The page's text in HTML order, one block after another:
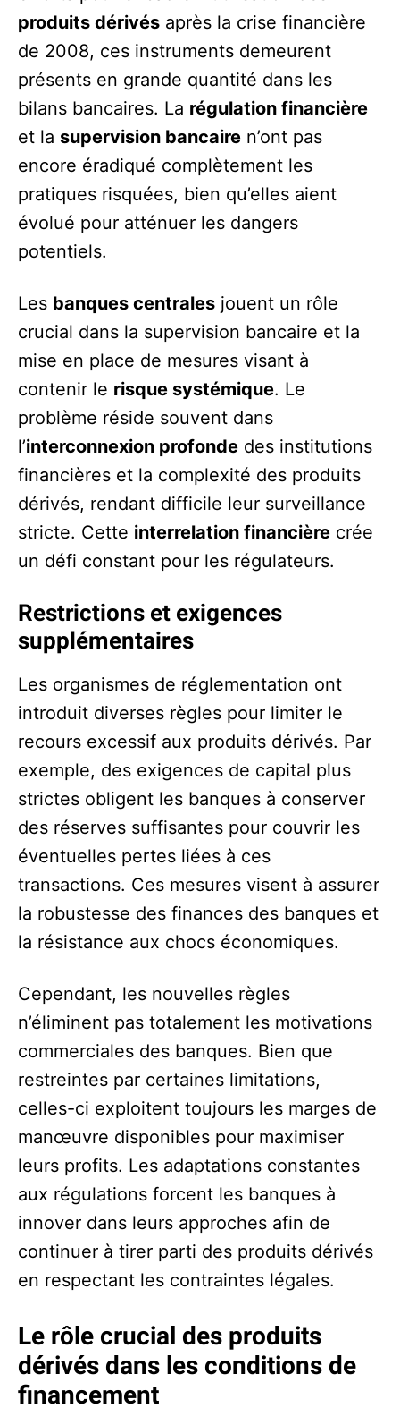
produits dérivés après la crise financière
de 2008, ces instruments demeurent
présents en grande quantité dans les
bilans bancaires. La régulation financière
et la supervision bancaire n’ont pas
encore éradiqué complètement les
pratiques risquées, bien qu’elles aient
évolué pour atténuer les dangers
potentiels.
Les banques centrales jouent un rôle
crucial dans la supervision bancaire et la
mise en place de mesures visant à
contenir le risque systémique. Le
problème réside souvent dans
l’interconnexion profonde des institutions
financières et la complexité des produits
dérivés, rendant difficile leur surveillance
stricte. Cette interrelation financière crée
un défi constant pour les régulateurs.
Restrictions et exigences
supplémentaires
Les organismes de réglementation ont
introduit diverses règles pour limiter le
recours excessif aux produits dérivés. Par
exemple, des exigences de capital plus
strictes obligent les banques à conserver
des réserves suffisantes pour couvrir les
éventuelles pertes liées à ces
transactions. Ces mesures visent à assurer
la robustesse des finances des banques et
la résistance aux chocs économiques.
Cependant, les nouvelles règles
n’éliminent pas totalement les motivations
commerciales des banques. Bien que
restreintes par certaines limitations,
celles-ci exploitent toujours les marges de
manœuvre disponibles pour maximiser
leurs profits. Les adaptations constantes
aux régulations forcent les banques à
innover dans leurs approches afin de
continuer à tirer parti des produits dérivés
en respectant les contraintes légales.
Le rôle crucial des produits
dérivés dans les conditions de
financement